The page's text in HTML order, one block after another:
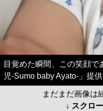
目覚めた瞬間、この笑顔
児-Sumo baby Ayato-」提供
まだまだ画像は
↓ スクロ